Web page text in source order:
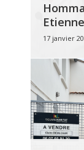
17 janvier